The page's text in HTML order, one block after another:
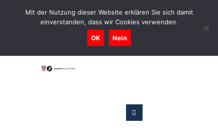
0731-9716400
Geschaeftsstelle@tennis-tsv-pfuhl.de
Mit der Nutzung dieser Website erklären Sie sich damit
einverstanden, dass wir Cookies verwenden.
OK Nein